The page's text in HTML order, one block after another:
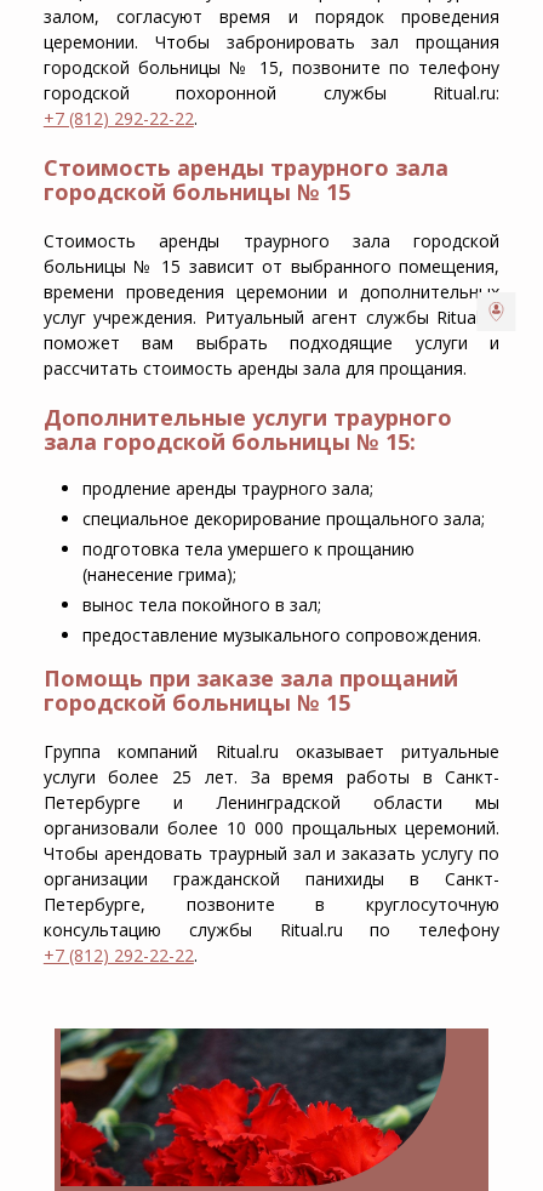
залом, согласуют время и порядок проведения
церемонии. Чтобы забронировать зал прощания
городской больницы № 15, позвоните по телефону
городской похоронной службы Ritual.ru:
+7 (812) 292-22-22.
Стоимость аренды траурного зала
городской больницы № 15
Стоимость аренды траурного зала городской
больницы № 15 зависит от выбранного помещения,
времени проведения церемонии и дополнительных
услуг учреждения. Ритуальный агент службы Ritual.ru
поможет вам выбрать подходящие услуги и
рассчитать стоимость аренды зала для прощания.
Дополнительные услуги траурного
зала городской больницы № 15:
продление аренды траурного зала;
специальное декорирование прощального зала;
подготовка тела умершего к прощанию
(нанесение грима);
вынос тела покойного в зал;
предоставление музыкального сопровождения.
Помощь при заказе зала прощаний
городской больницы № 15
Группа компаний Ritual.ru оказывает ритуальные
услуги более 25 лет. За время работы в Санкт-
Петербурге и Ленинградской области мы
организовали более 10 000 прощальных церемоний.
Чтобы арендовать траурный зал и заказать услугу по
организации гражданской панихиды в Санкт-
Петербурге, позвоните в круглосуточную
консультацию службы Ritual.ru по телефону
+7 (812) 292-22-22.